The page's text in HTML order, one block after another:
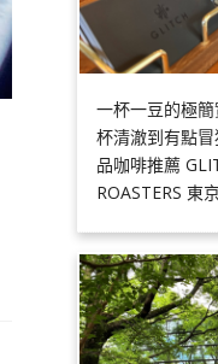
一杯一豆的極
杯清澈到有點
品咖啡推薦
ROASTERS 東